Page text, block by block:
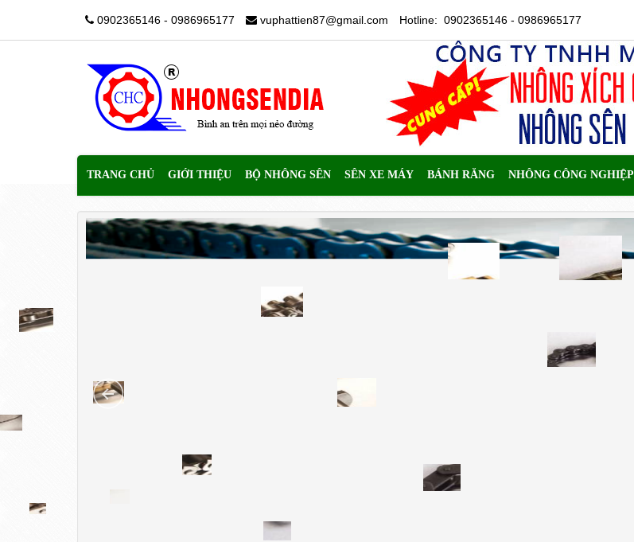
TRANG CHỦ GIỚI THIỆU BỘ NHÔNG SÊN SÊN XE MÁY BÁNH RĂNG NHÔNG CÔNG NGHIỆP
0902365146 - 0986965177 vuphattien87@gmail.com Hotline: 0902365146 - 0986965177